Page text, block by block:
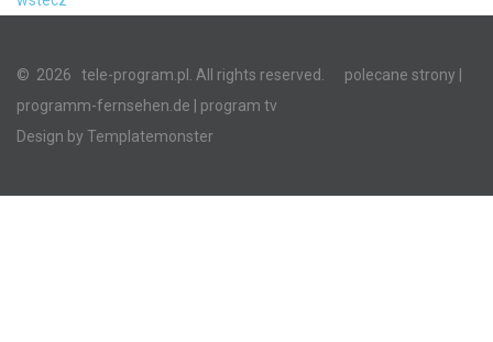
© 2026 tele-program.pl. All rights reserved. polecane strony
programm-fernsehen.de | program tv
Design by Templatemonster